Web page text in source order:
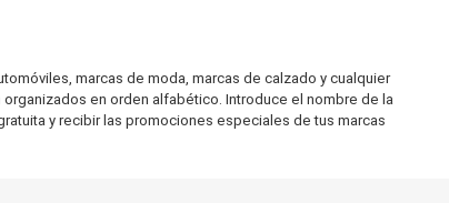
marcas de moda, marcas de calzado y cualquier
en orden alfabético. Introduce el nombre de la
y recibir las promociones especiales de tus marcas